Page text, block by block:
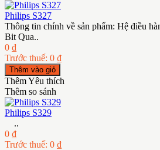
Philips S327
Thông tin chính về sản phẩm: Hệ điều
Bit Qua..
0 ₫
Trước thuế: 0 ₫
Thêm Yêu thích
Thêm so sánh
Philips S329
..
0 ₫
Trước thuế: 0 ₫